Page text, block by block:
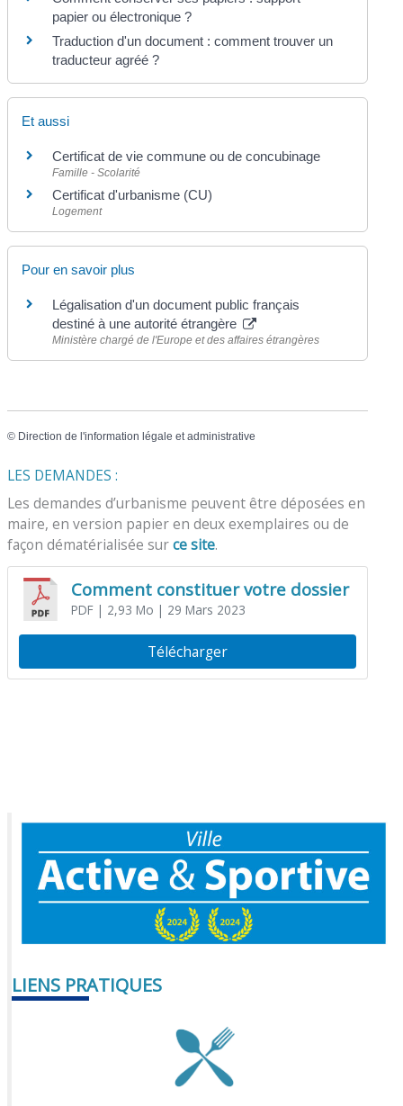
papier ou électronique ?
Traduction d'un document : comment trouver un
traducteur agréé ?
Et aussi
Certificat de vie commune ou de concubinage
Famille - Scolarité
Certificat d'urbanisme (CU)
Logement
Pour en savoir plus
Légalisation d'un document public français
destiné à une autorité étrangère
Ministère chargé de l'Europe et des affaires étrangères
© Direction de l'information légale et administrative
LES DEMANDES :
Les demandes d’urbanisme peuvent être déposées en
maire, en version papier en deux exemplaires ou de
façon dématérialisée surce site.
Comment constituer votre dossier
PDF| 2,93 Mo | 29 Mars 2023
Télécharger
LIENS PRATIQUES